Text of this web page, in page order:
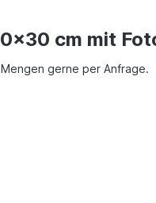
cm mit
gerne per Anfrage.